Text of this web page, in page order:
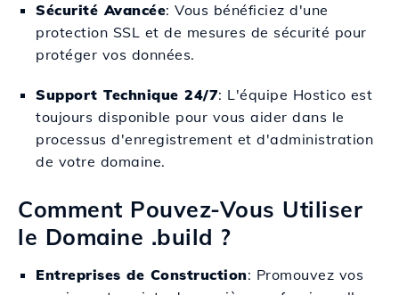
Sécurité Avancée: Vous bénéficiez d'une
protection SSL et de mesures de sécurité pour
protéger vos données.
Support Technique 24/7: L'équipe Hostico est
toujours disponible pour vous aider dans le
processus d'enregistrement et d'administration
de votre domaine.
Comment Pouvez-Vous Utiliser
le Domaine .build ?
Entreprises de Construction: Promouvez vos